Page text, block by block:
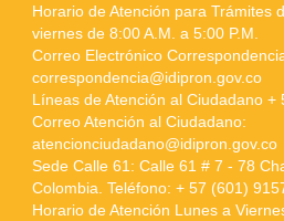
Horario de Atención para Trámites
viernes de 8:00 A.M. a 5:00 P.M.
Correo Electrónico
correspondencia@idipron.gov.co
Líneas de Atención al Ciudadano +
Correo Atención al Ciudadano:
atencionciudadano@idipron.gov.co
Sede Calle 61: Calle 61 # 7 - 78
Colombia. Teléfono: + 57 (601)
Horario de Atención Lunes a